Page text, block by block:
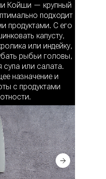
Койши — крупный
подходит
продуктами. С его
капусту,
или индейку,
рыбьи головы,
или салата.
назначение и
с продуктами